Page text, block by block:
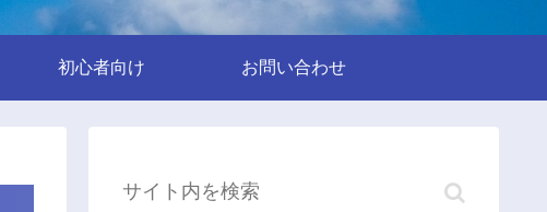
初心者向け お問い合わせ